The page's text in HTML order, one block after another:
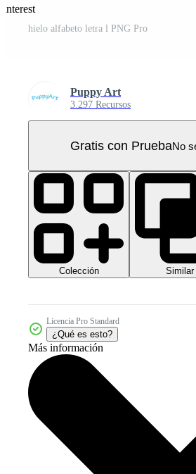
hielo alfabeto letra l PNG Pro
Puppy Art
3.297 Recursos
Gratis con PruebaNo
Colección Similar
Licencia Pro Standard
¿Qué es esto?
Más información